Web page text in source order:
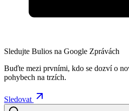
Sledujte Bulios na Google Zprávách
Buďte mezi prvními, kdo se dozví o
pohybech na trzích.
Sledovat